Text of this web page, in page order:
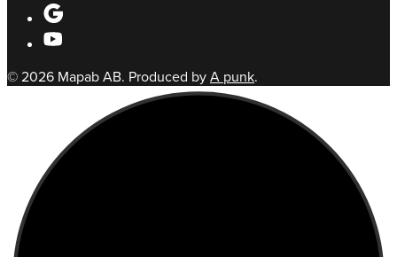
© 2026 Mapab AB. Produced by A punk.